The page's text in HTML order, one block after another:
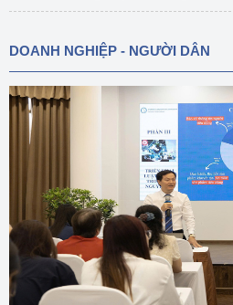
DOANH NGHIỆP - NGƯỜI DÂN